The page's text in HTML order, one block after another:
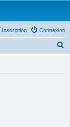
Connexion
Inscription